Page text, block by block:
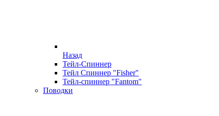
Назад
Тейл-Спиннер
Тейл Спиннер "Fisher"
Тейл-спиннер "Fantom"
Поводки